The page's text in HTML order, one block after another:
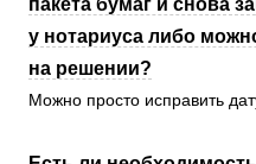
пакета бумаг и снова
у нотариуса либо
на решении?
Можно просто исправить